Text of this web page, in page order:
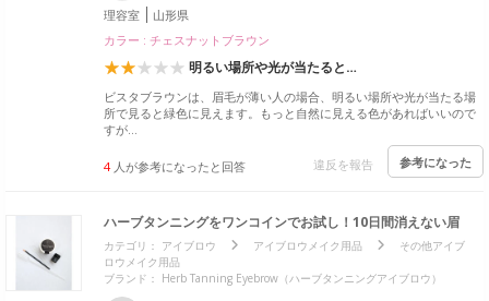
理容室
山形県
カラー : チェスナットブラウン
明るい場所や光が当たると…
ビスタブラウンは、眉毛が薄い人の場合、明るい場所や光が当たる場
所で見ると緑色に見えます。もっと自然に見える色があればいいので
すが…
4人が参考になったと回答 違反を報告 参考になった
ハーブタンニングをワンコインでお試し！10日間消えない眉
カテゴリ： アイブロウ アイブロウメイク用品
その他アイブ
ロウメイク用品
ブランド： Herb Tanning Eyebrow（ハーブタンニングアイブロウ）